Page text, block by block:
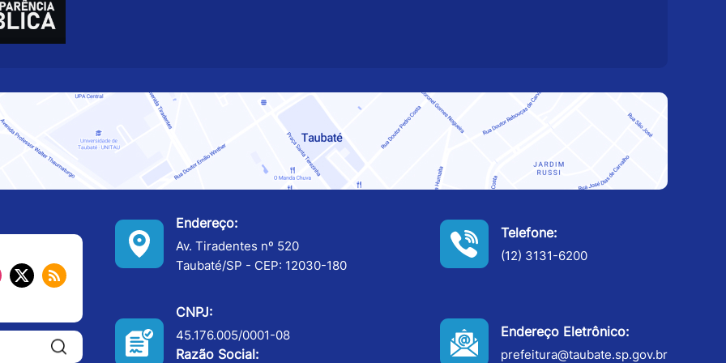
Pesquisar:
Endereço:
Av. Tiradentes nº 520
Taubaté/SP - CEP: 12030-180
Telefone:
(12) 3131-6200
CNPJ:
45.176.005/0001-08
Razão Social:
Endereço Eletrônico:
prefeitura@taubate.sp.gov.br